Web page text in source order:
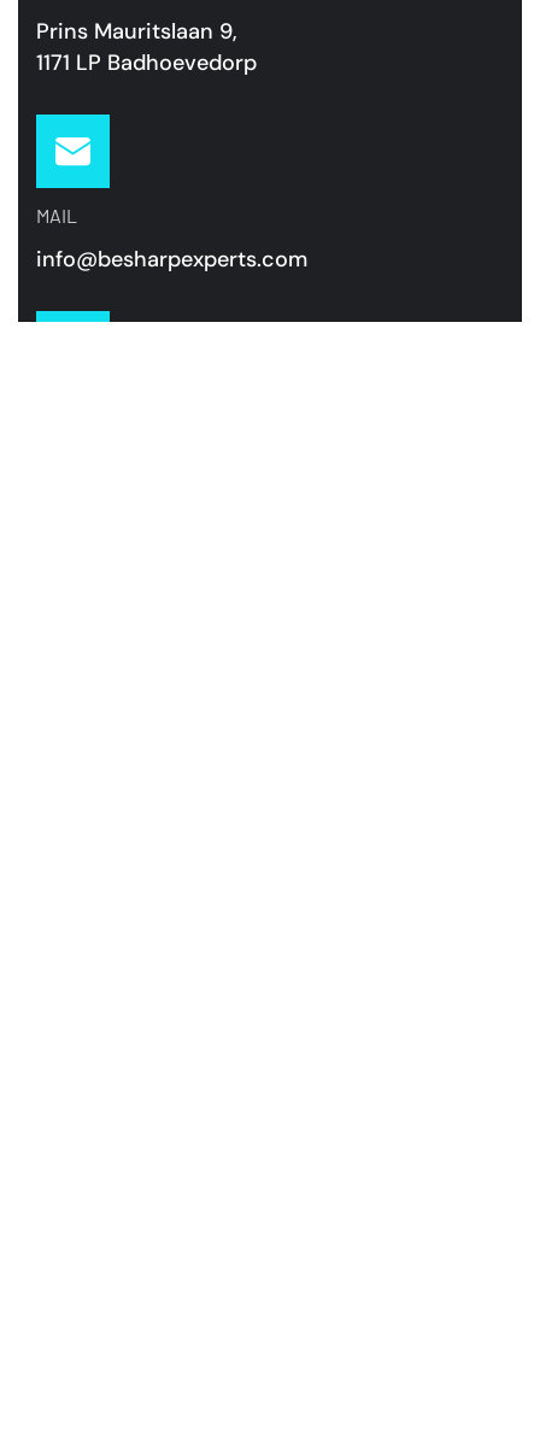
Prins Mauritslaan 9,
1171 LP Badhoevedorp
MAIL
info@besharpexperts.com